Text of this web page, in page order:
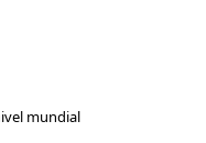
mundial